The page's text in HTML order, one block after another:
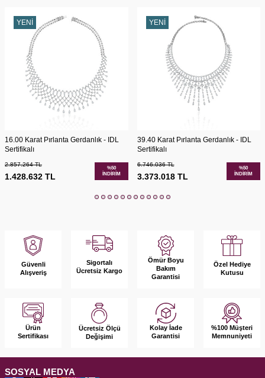
YENI
16.00 Karat Pırlanta Gerdanlık - IDL
Sertifikalı
2.857.264TL
1.428.632 TL
%50
İNDIRIM
YENI
39.40 Karat Pırlanta Gerdanlık - IDL
Sertifikalı
6.746.036TL
3.373.018TL
%50
İNDIRIM
Güvenli
Alışveriş
Sigortalı
Ücretsiz Kargo
Ömür Boyu
Bakım
Garantisi
Özel Hediye
Kutusu
Ürün
Sertifikası
Ücretsiz Ölçü
Değişimi
Kolay İade
Garantisi
%100 Müşteri
Memnuniyeti
SOSYAL MEDYA